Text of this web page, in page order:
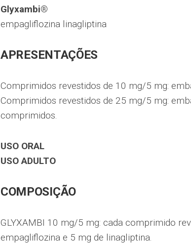
Glyxambi®
empagliflozina linagliptina
APRESENTAÇÕES
Comprimidos revestidos de 10 mg/5 mg:
Comprimidos revestidos de 25 mg/5 mg:
comprimidos.
USO ORAL
USO ADULTO
COMPOSIÇÃO
GLYXAMBI 10 mg/5 mg: cada comprimido
empagliflozina e 5 mg de linagliptina.